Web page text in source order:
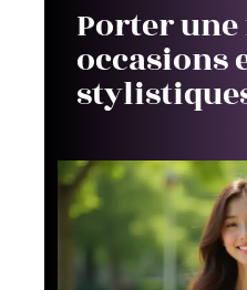
Porter une
occasions